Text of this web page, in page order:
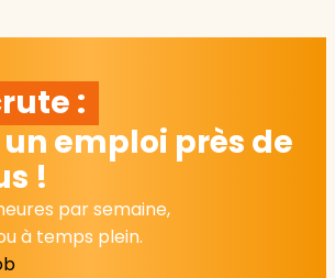
:
emploi près de
!
par semaine,
à temps plein.